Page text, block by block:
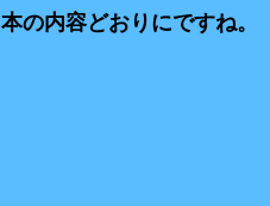
の内容どおりにですね。